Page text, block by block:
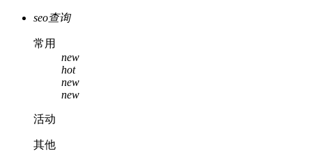
seo查询
常用
new
hot
new
new
活动
其他